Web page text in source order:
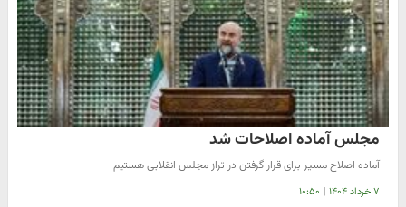
مجلس آماده اصلاحات شد
آماده اصلاح مسیر برای قرار گرفتن در تراز مجلس انقلابی هستیم
۷ خرداد ۱۴۰۴ | ۱۰:۵۰